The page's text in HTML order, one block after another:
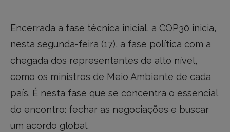
Encerrada a fase técnica inicial, a COP30 inicia,
nesta segunda-feira (17), a fase política com a
chegada dos representantes de alto nível,
como os ministros de Meio Ambiente de cada
país. É nesta fase que se concentra o essencial
do encontro: fechar as negociações e buscar
um acordo global.